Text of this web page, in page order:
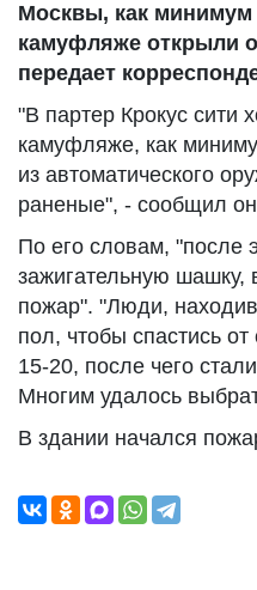
Москвы, как минимум
камуфляже открыли
передает
"В партер Крокус сити
камуфляже, как
из автоматического
раненые", - сообщил
По его словам, "после
зажигательную шашку,
пожар". "Люди,
пол, чтобы спастись
15-20, после чего
Многим удалось
В здании начался